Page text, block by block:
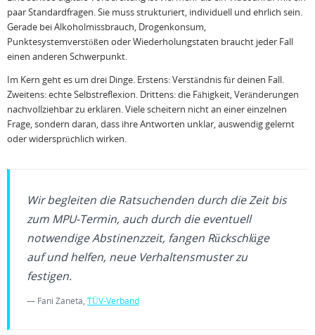
paar Standardfragen. Sie muss strukturiert, individuell und ehrlich sein.
Gerade bei Alkoholmissbrauch, Drogenkonsum,
Punktesystemverstößen oder Wiederholungstaten braucht jeder Fall
einen anderen Schwerpunkt.
Im Kern geht es um drei Dinge. Erstens: Verständnis für deinen Fall.
Zweitens: echte Selbstreflexion. Drittens: die Fähigkeit, Veränderungen
nachvollziehbar zu erklären. Viele scheitern nicht an einer einzelnen
Frage, sondern daran, dass ihre Antworten unklar, auswendig gelernt
oder widersprüchlich wirken.
Wir begleiten die Ratsuchenden durch die Zeit bis
zum MPU-Termin, auch durch die eventuell
notwendige Abstinenzzeit, fangen Rückschläge
auf und helfen, neue Verhaltensmuster zu
festigen.
— Fani Zaneta, TÜV-Verband